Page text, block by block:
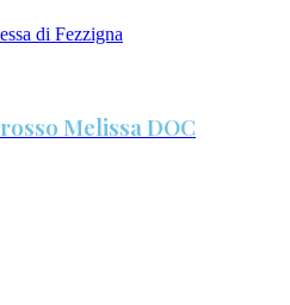
Melissa DOC